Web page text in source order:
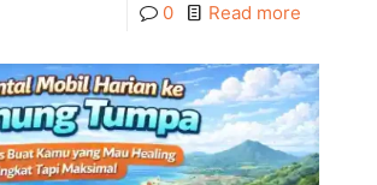
0 Read more